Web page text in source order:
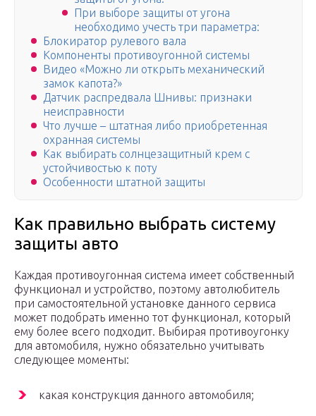
При выборе защиты от угона
необходимо учесть три параметра:
Блокиратор рулевого вала
Компоненты противоугонной системы
Видео «Можно ли открыть механический
замок капота?»
Датчик распредвала Шнивы: признаки
неисправности
Что лучше – штатная либо приобретенная
охранная системы
Как выбирать солнцезащитный крем с
устойчивостью к поту
Особенности штатной защиты
Как правильно выбрать систему
защиты авто
Каждая противоугонная система имеет собственный
функционал и устройство, поэтому автолюбитель
при самостоятельной установке данного сервиса
может подобрать именно тот функционал, который
ему более всего подходит. Выбирая противоугонку
для автомобиля, нужно обязательно учитывать
следующее моменты:
какая конструкция данного автомобиля;